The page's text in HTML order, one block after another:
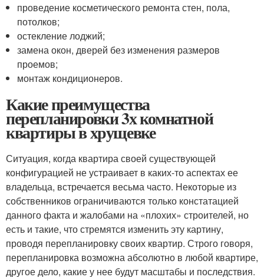
проведение косметического ремонта стен, пола,
потолков;
остекление лоджий;
замена окон, дверей без изменения размеров
проемов;
монтаж кондиционеров.
Какие преимущества
перепланировки 3х комнатной
квартиры в хрущевке
Ситуация, когда квартира своей существующей
конфигурацией не устраивает в каких-то аспектах ее
владельца, встречается весьма часто. Некоторые из
собственников ограничиваются только констатацией
данного факта и жалобами на «плохих» строителей, но
есть и такие, что стремятся изменить эту картину,
проводя перепланировку своих квартир. Строго говоря,
перепланировка возможна абсолютно в любой квартире,
другое дело, какие у нее будут масштабы и последствия.